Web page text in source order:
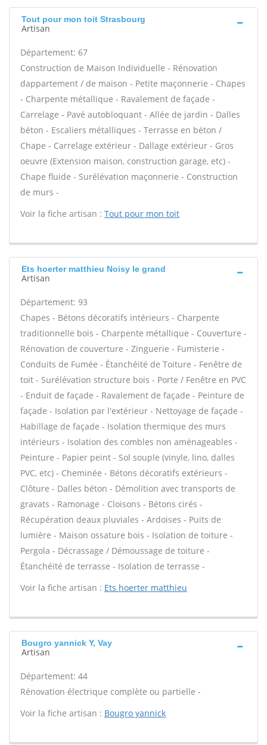
Tout pour mon toit Strasbourg
Artisan
Département: 67
Construction de Maison Individuelle - Rénovation
dappartement / de maison - Petite maçonnerie - Chapes
- Charpente métallique - Ravalement de façade -
Carrelage - Pavé autobloquant - Allée de jardin - Dalles
béton - Escaliers métalliques - Terrasse en béton /
Chape - Carrelage extérieur - Dallage extérieur - Gros
oeuvre (Extension maison, construction garage, etc) -
Chape fluide - Surélévation maçonnerie - Construction
de murs -
Voir la fiche artisan : Tout pour mon toit
Ets hoerter matthieu Noisy le grand
Artisan
Département: 93
Chapes - Bétons décoratifs intérieurs - Charpente
traditionnelle bois - Charpente métallique - Couverture -
Rénovation de couverture - Zinguerie - Fumisterie -
Conduits de Fumée - Étanchéité de Toiture - Fenêtre de
toit - Surélévation structure bois - Porte / Fenêtre en PVC
- Enduit de façade - Ravalement de façade - Peinture de
façade - Isolation par l'extérieur - Nettoyage de façade -
Habillage de façade - Isolation thermique des murs
intérieurs - Isolation des combles non aménageables -
Peinture - Papier peint - Sol souple (vinyle, lino, dalles
PVC, etc) - Cheminée - Bétons décoratifs extérieurs -
Clôture - Dalles béton - Démolition avec transports de
gravats - Ramonage - Cloisons - Bétons cirés -
Récupération deaux pluviales - Ardoises - Puits de
lumière - Maison ossature bois - Isolation de toiture -
Pergola - Décrassage / Démoussage de toiture -
Étanchéité de terrasse - Isolation de terrasse -
Voir la fiche artisan : Ets hoerter matthieu
Bougro yannick Y, Vay
Artisan
Département: 44
Rénovation électrique complète ou partielle -
Voir la fiche artisan : Bougro yannick